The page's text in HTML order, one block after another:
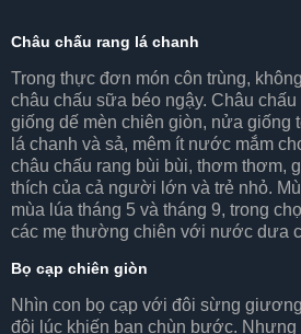
Châu chấu rang lá chanh
Trong thực đơn món côn trùng,
châu chấu sữa béo ngậy. Châu
giống dế mèn chiên giòn, nửa giống
lá chanh và sả, mêm ít nước mắm
châu chấu rang bùi bùi, thơm thơm,
thích của cả người lớn và trẻ nhỏ.
mùa lúa tháng 5 và tháng 9, trong
các mẹ thường chiên với nước dưa
Bọ cạp chiên giòn
Nhìn con bọ cạp với đôi sừng
đôi lúc khiến bạn chùn bước. Nhưng